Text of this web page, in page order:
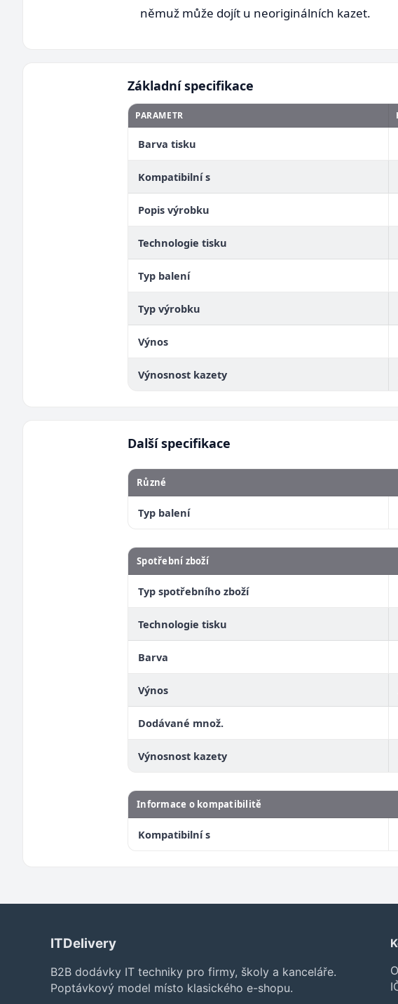
němuž může dojít u neoriginálních kazet.
Základní specifikace
PARAMETR
Barva tisku
Kompatibilní s
Popis výrobku
Technologie tisku
Typ balení
Typ výrobku
Výnos
Výnosnost kazety
Další specifikace
Různé
Typ balení
Spotřební zboží
Typ spotřebního zboží
Technologie tisku
Barva
Výnos
Dodávané množ.
Výnosnost kazety
Informace o kompatibilitě
Kompatibilní s
ITDelivery
B2B dodávky IT techniky pro firmy, školy a kanceláře.
Poptávkový model místo klasického e-shopu.